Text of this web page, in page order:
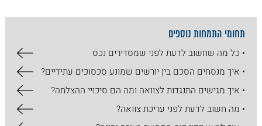
תחומי התמחות נוספים
• כל מה שחשוב לדעת לפני שמסדירים נכס
• איך מנסחים הסכם בין יורשים שמונע סכסוכים עתידיים?
• איך מגישים התנגדות לצוואה ומה הם סיכויי ההצלחה?
• מה חשוב לדעת לפני עריכת צוואה?